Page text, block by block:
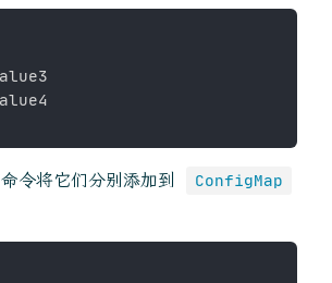
令将它们分别添加到 ConfigMap